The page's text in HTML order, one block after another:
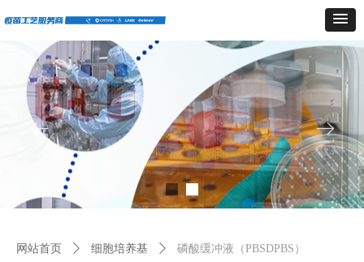
网站首页 ꄲ 细胞培养基 ꄲ 磷酸缓冲液（PBSDPBS）
ꂃ ꁹ